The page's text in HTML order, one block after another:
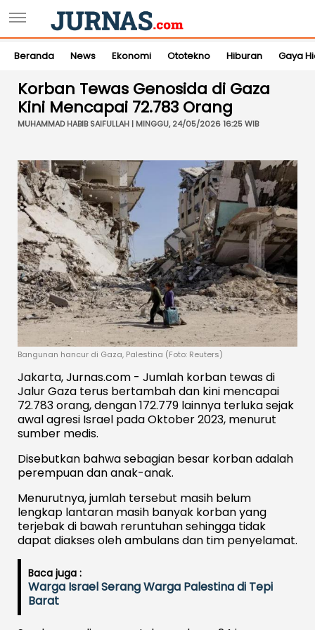
Beranda News Ekonomi Ototekno Hiburan Gaya
Korban Tewas Genosida di Gaza
Kini Mencapai 72.783 Orang
MUHAMMAD HABIB SAIFULLAH | MINGGU, 24/05/2026 16:25 WIB
Bangunan hancur di Gaza, Palestina (Foto: Reuters)
Jakarta, Jurnas.com - Jumlah korban tewas di
Jalur Gaza terus bertambah dan kini mencapai
72.783 orang, dengan 172.779 lainnya terluka sejak
awal agresi Israel pada Oktober 2023, menurut
sumber medis.
Disebutkan bahwa sebagian besar korban adalah
perempuan dan anak-anak.
Menurutnya, jumlah tersebut masih belum
lengkap lantaran masih banyak korban yang
terjebak di bawah reruntuhan sehingga tidak
dapat diakses oleh ambulans dan tim penyelamat.
Baca juga :
Warga Israel Serang Warga Palestina di Tepi
Barat